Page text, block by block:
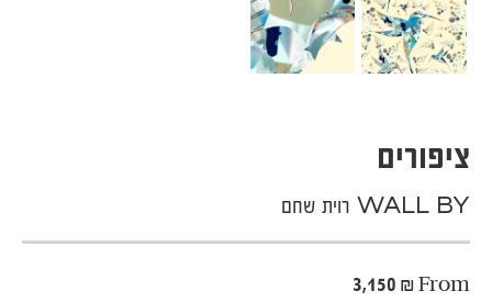
ציפורים
WALL BY רוית שחם
From
3,150 ₪